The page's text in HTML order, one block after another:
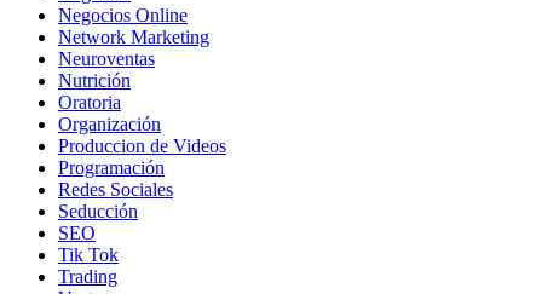
Negocios Online
Network Marketing
Neuroventas
Nutrición
Oratoria
Organización
Produccion de Videos
Programación
Redes Sociales
Seducción
SEO
Tik Tok
Trading